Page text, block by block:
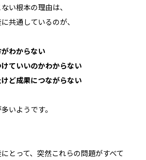
い根本の理由は、
共通しているのが、
わからない
けていいのかわからない
けど成果につながらない
いようです。
とって、突然これらの問題がすべて